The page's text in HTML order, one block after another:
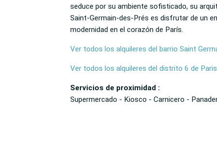
seduce por su ambiente sofisticado, su
Saint-Germain-des-Prés es disfrutar de un
modernidad en el corazón de París.
Ver todos los alquileres del barrio Saint
Ver todos los alquileres del distrito 6 de Paris
Servicios de proximidad :
Supermercado - Kiosco - Carnicero -